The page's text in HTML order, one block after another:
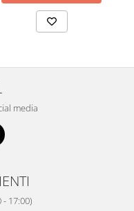
media
17:00)